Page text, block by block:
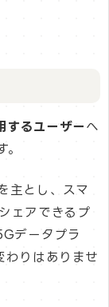
するユーザー へ
。
主とし、スマ
ェアできるプ
データプラ
わりはありませ